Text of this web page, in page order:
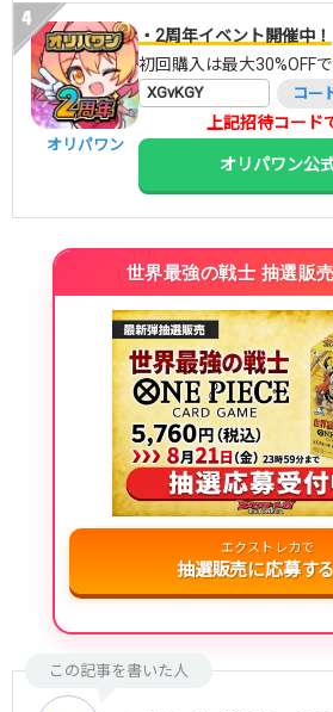
オリパワン
・2周年イベント開催中！
初回購入は最大30%OFF
XGvKGY コー
上記招待コード
オリパワン公
世界最強の戦士 抽選販
エクストレカで
抽選販売に応募す
この記事を書いた人